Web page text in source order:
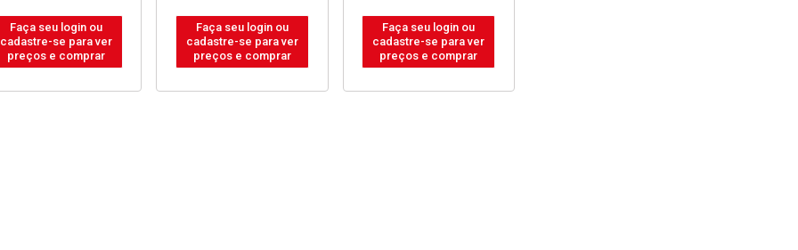
Faça seu login ou
cadastre-se para ver
preços e comprar
Faça seu login ou
cadastre-se para ver
preços e comprar
Faça seu login ou
cadastre-se para ver
preços e comprar